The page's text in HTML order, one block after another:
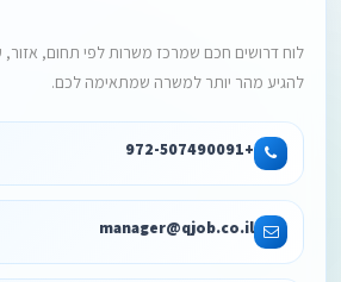
לוח דרושים חכם שמרכז משרות לפי תחום, אזור,
להגיע מהר יותר למשרה שמתאימה לכם.
+972-507490091
manager@qjob.co.il